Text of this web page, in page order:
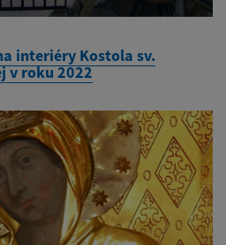
interiéry Kostola sv.
v roku 2022